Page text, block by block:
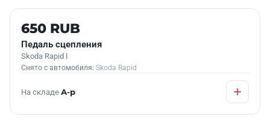
Б/У В НАЛИЧИИ
650 RUB
Педаль сцепления
Skoda Rapid I
Снято с автомобиля: Skoda Rapid
На складе А-р